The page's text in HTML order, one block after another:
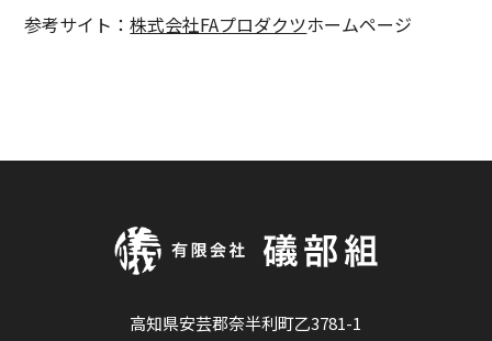
参考サイト：株式会社FAプロダクツホームページ
高知県安芸郡奈半利町乙3781-1